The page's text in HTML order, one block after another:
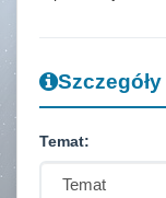
Temat: